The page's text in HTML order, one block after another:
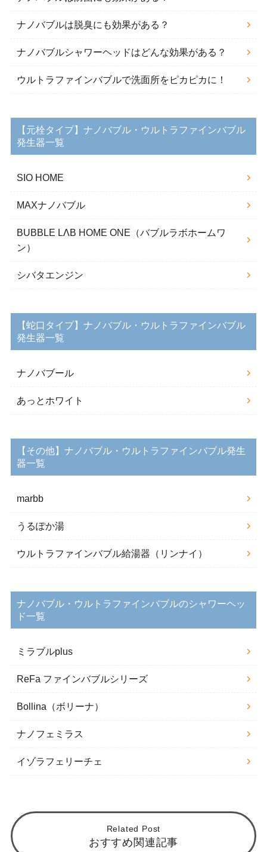
ナノバブルは脱臭にも効果がある？
ナノバブルシャワーヘッドはどんな効果がある？
ウルトラファインバブルで洗面所をピカピカに！
【元栓タイプ】ナノバブル・ウルトラファインバブル
発生器一覧
SIO HOME
MAXナノバブル
BUBBLE LΛB HOME ONE（バブルラボホームワ
ン）
シバタエンジン
【蛇口タイプ】ナノバブル・ウルトラファインバブル
発生器一覧
ナノバブール
あっとホワイト
【その他】ナノバブル・ウルトラファインバブル発生
器一覧
marbb
うるぽか湯
ウルトラファインバブル給湯器（リンナイ）
ナノバブル・ウルトラファインバブルのシャワーヘッ
ド一覧
ミラブルplus
ReFa ファインバブルシリーズ
Bollina（ボリーナ）
ナノフェミラス
イゾラフェリーチェ
Related Post
おすすめ関連記事